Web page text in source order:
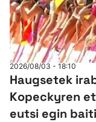
2026/08/03 - 18:10
Haugsetek
Kopeckyren
eutsi egin